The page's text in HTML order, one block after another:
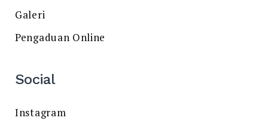
Galeri
Pengaduan Online
Social
Instagram